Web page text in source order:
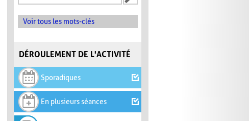
Voir tous les mots-clés
DÉROULEMENT DE L'ACTIVITÉ
Sporadiques
En plusieurs séances